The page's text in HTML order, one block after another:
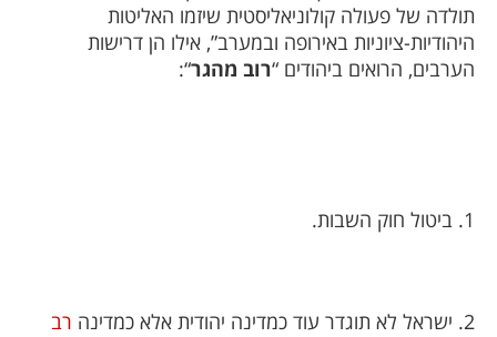
תולדה של פעולה קולוניאליסטית שיזמו האליטות
היהודיות-ציוניות באירופה ובמערב”, אילו הן דרישות
הערבים, הרואים ביהודים “רוב מהגר“:
1. ביטול חוק השבות.
2. ישראל לא תוגדר עוד כמדינה יהודית אלא כמדינה
רב